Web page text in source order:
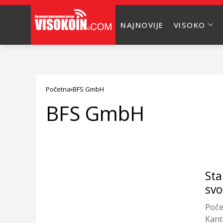
NAJNOVIJE VISOKO
Početna BFS GmbH
BFS GmbH